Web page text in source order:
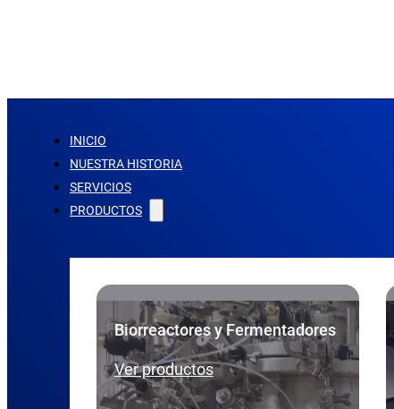
INICIO
NUESTRA HISTORIA
SERVICIOS
PRODUCTOS
Biorreactores y Fermentadores
Ver productos